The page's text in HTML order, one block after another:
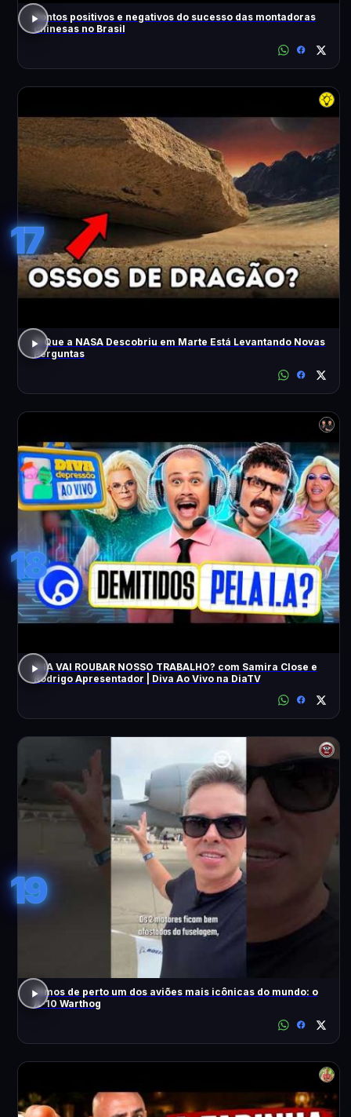
Pontos positivos e negativos do sucesso das montadoras
chinesas no Brasil
17
O Que a NASA Descobriu em Marte Está Levantando Novas
Perguntas
18
A IA VAI ROUBAR NOSSO TRABALHO? com Samira Close e
Rodrigo Apresentador | Diva Ao Vivo na DiaTV
19
Vimos de perto um dos aviões mais icônicas do mundo: o
A-10 Warthog